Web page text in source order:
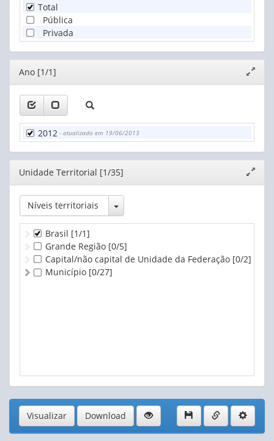
Total
Pública
Privada
Editor
janela
Ano [1/1]
2012 - atualizado em 19/06/2013
Editor
janela
Unidade Territorial [1/35]
Níveis territoriais Toggle Dropdown
Brasil [1/1]
Grande Região [0/5]
Capital/não capital de Unidade da Federação [0/2]
Município [0/27]
Visualizar Download